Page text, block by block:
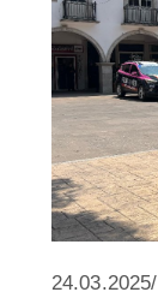
24.03.2025/